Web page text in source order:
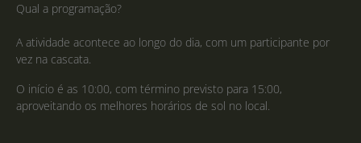
Qual a programação?
A atividade acontece ao longo do dia, com um participante por
vez na cascata.
O início é as 10:00, com término previsto para 15:00,
aproveitando os melhores horários de sol no local.